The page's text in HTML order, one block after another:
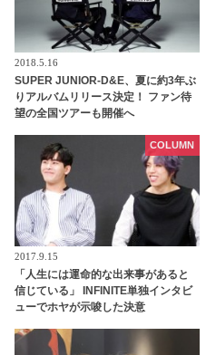
2018.5.16
SUPER JUNIOR-D&E、夏に約3年ぶ
りアルバムリリース決定！ ファン待
望の全国ツアーも開催へ
2017.9.15
「人生には運命的な出来事があると
信じている」 INFINITE単独インタビ
ューでホヤが示唆した決意
COLUMN